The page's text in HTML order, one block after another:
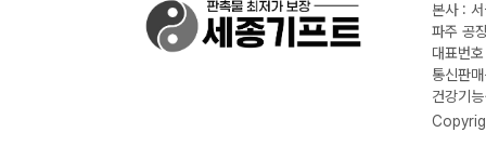
본사 :
파주 공
대표번
통신판
건강기